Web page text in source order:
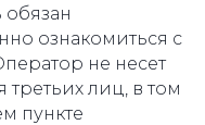
ознакомиться с
не несет
третьих лиц, в том
пункте